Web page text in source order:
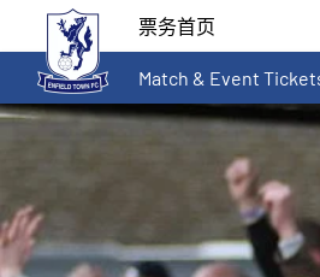
票务首页
Match & Event